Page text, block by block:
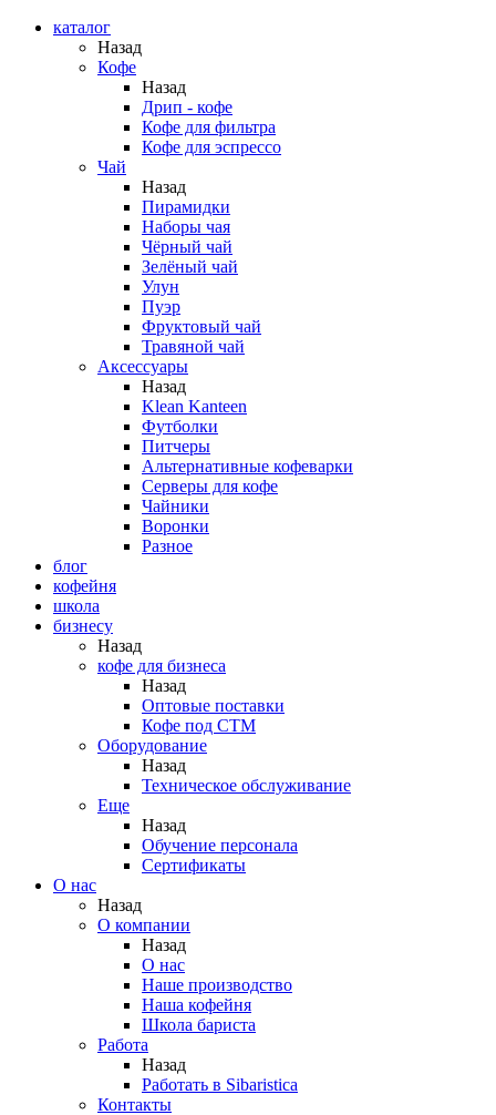
каталог
Назад
Кофе
Назад
Дрип - кофе
Кофе для фильтра
Кофе для эспрессо
Чай
Назад
Пирамидки
Наборы чая
Чёрный чай
Зелёный чай
Улун
Пуэр
Фруктовый чай
Травяной чай
Аксессуары
Назад
Klean Kanteen
Футболки
Питчеры
Альтернативные кофеварки
Серверы для кофе
Чайники
Воронки
Разное
блог
кофейня
школа
бизнесу
Назад
кофе для бизнеса
Назад
Оптовые поставки
Кофе под СТМ
Оборудование
Назад
Техническое обслуживание
Еще
Назад
Обучение персонала
Сертификаты
О нас
Назад
O компании
Назад
О нас
Наше производство
Наша кофейня
Школа бариста
Работа
Назад
Работать в Sibaristica
Контакты